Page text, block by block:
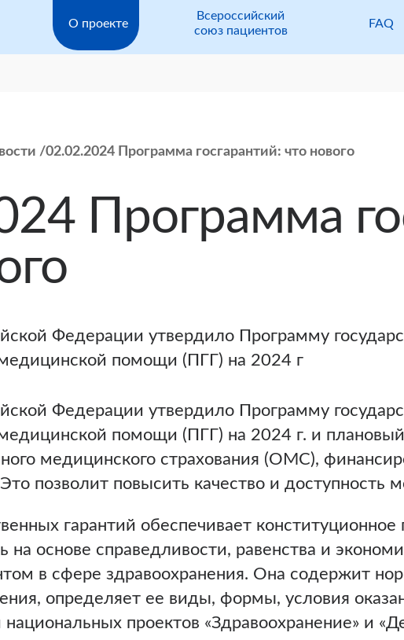
О проекте
Всероссийский
союз пациентов
FAQ
02.02.2024 Программа госгарантий: что нового
Программа
Федерации утвердило Программу
помощи (ПГГ) на 2024 г
Федерации утвердило Программу
помощи (ПГГ) на 2024 г. и
медицинского страхования (ОМС),
позволит повысить качество и доступность
гарантий обеспечивает
основе справедливости, равенства и
в сфере здравоохранения. Она содержит
определяет ее виды, формы, условия
проектов «Здравоохранение» и